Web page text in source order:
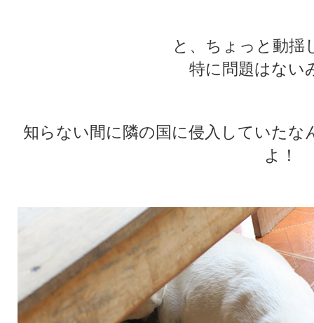
と、ちょっと動揺
特に問題はない
知らない間に隣の国に侵入していた
よ！